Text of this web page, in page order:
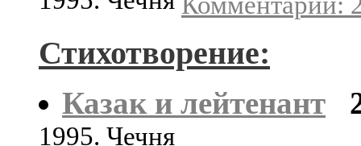
Стихотворение:
Казак и лейтенант